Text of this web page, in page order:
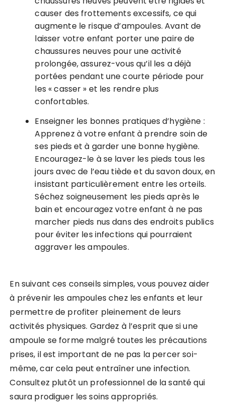
causer des frottements excessifs, ce qui
augmente le risque d’ampoules. Avant de
laisser votre enfant porter une paire de
chaussures neuves pour une activité
prolongée, assurez-vous qu’il les a déjà
portées pendant une courte période pour
les « casser » et les rendre plus
confortables.
Enseigner les bonnes pratiques d’hygiène :
Apprenez à votre enfant à prendre soin de
ses pieds et à garder une bonne hygiène.
Encouragez-le à se laver les pieds tous les
jours avec de l’eau tiède et du savon doux, en
insistant particulièrement entre les orteils.
Séchez soigneusement les pieds après le
bain et encouragez votre enfant à ne pas
marcher pieds nus dans des endroits publics
pour éviter les infections qui pourraient
aggraver les ampoules.
En suivant ces conseils simples, vous pouvez aider
à prévenir les ampoules chez les enfants et leur
permettre de profiter pleinement de leurs
activités physiques. Gardez à l’esprit que si une
ampoule se forme malgré toutes les précautions
prises, il est important de ne pas la percer soi-
même, car cela peut entraîner une infection.
Consultez plutôt un professionnel de la santé qui
saura prodiguer les soins appropriés.